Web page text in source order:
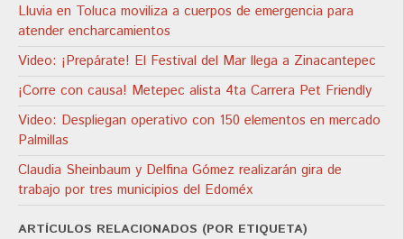
Lluvia en Toluca moviliza a cuerpos de emergencia para
atender encharcamientos
Video: ¡Prepárate! El Festival del Mar llega a Zinacantepec
¡Corre con causa! Metepec alista 4ta Carrera Pet Friendly
Video: Despliegan operativo con 150 elementos en mercado
Palmillas
Claudia Sheinbaum y Delfina Gómez realizarán gira de
trabajo por tres municipios del Edoméx
ARTÍCULOS RELACIONADOS (POR ETIQUETA)